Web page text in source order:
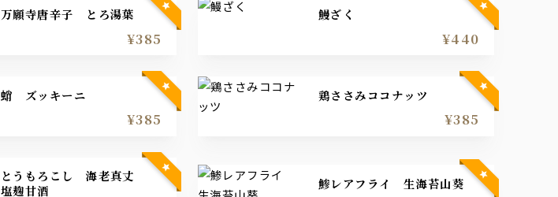
万願寺唐辛子 とろ湯葉
¥385
鰻ざく
¥440
蛸 ズッキーニ
¥385
鶏ささみココナッツ
¥385
とうもろこし 海老真丈
塩麹甘酒
鯵レアフライ 生海苔山葵